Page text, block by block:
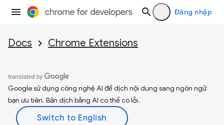
Đăng nhập
Docs Chrome Extensions
Google sử dụng công nghệ AI để dịch nội dung sang ngôn ngữ
bạn ưu tiên. Bản dịch bằng AI có thể có lỗi.